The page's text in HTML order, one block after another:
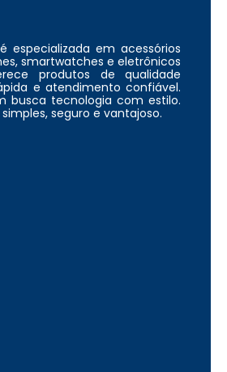
especializada em acessórios
smartwatches e eletrônicos
produtos de qualidade
e atendimento confiável.
busca tecnologia com estilo.
seguro e vantajoso.